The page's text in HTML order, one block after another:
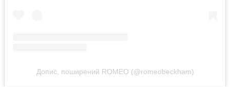
Допис, поширений ROMEO (@romeobeckham)